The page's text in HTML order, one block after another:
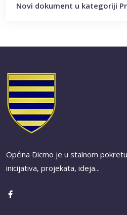
Novi dokument u kategoriji
Općina Dicmo je u stalnom
inicijativa, projekata, ideja...